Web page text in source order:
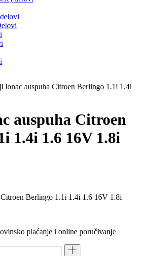
lonac auspuha Citroen Berlingo 1.1i 1.4i
auspuha Citroen
1.4i 1.6 16V 1.8i
plaćanje i online poručivanje